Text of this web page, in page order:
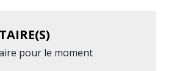
pour le moment